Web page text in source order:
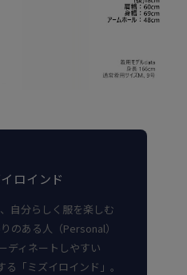
ロインド
自分らしく服を楽しむ
のある人（Personal）
ディネートしやすい
「ミズイロインド」。